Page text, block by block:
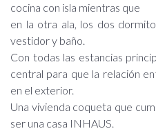
cocina con isla mientras que
en la otra ala, los dos
vestidor y baño.
Con todas las estancias
central para que la relación
en el exterior.
Una vivienda coqueta que
ser una casa INHAUS.